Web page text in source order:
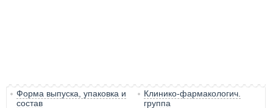
Форма выпуска, упаковка и
состав
Клинико-фармакологич.
группа